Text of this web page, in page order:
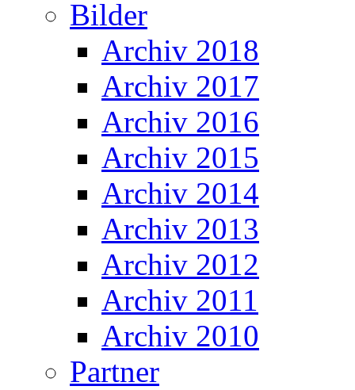
Bilder
Archiv 2018
Archiv 2017
Archiv 2016
Archiv 2015
Archiv 2014
Archiv 2013
Archiv 2012
Archiv 2011
Archiv 2010
Partner